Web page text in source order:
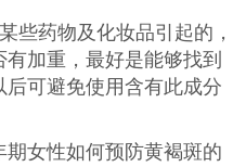
药物及化妆品引起的，
加重，最好是能够找到
可避免使用含有此成分
女性如何预防黄褐斑的